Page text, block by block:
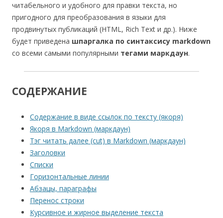
читабельного и удобного для правки текста, но
пригодного для преобразования в языки для
продвинутых публикаций (HTML, Rich Text и др.). Ниже
будет приведена шпаргалка по синтаксису markdown
со всеми самыми популярными тегами маркдаун.
СОДЕРЖАНИЕ
Содержание в виде ссылок по тексту (якоря)
Якоря в Markdown (маркдаун)
Тэг читать далее (cut) в Markdown (маркдаун)
Заголовки
Списки
Горизонтальные линии
Абзацы, параграфы
Перенос строки
Курсивное и жирное выделение текста